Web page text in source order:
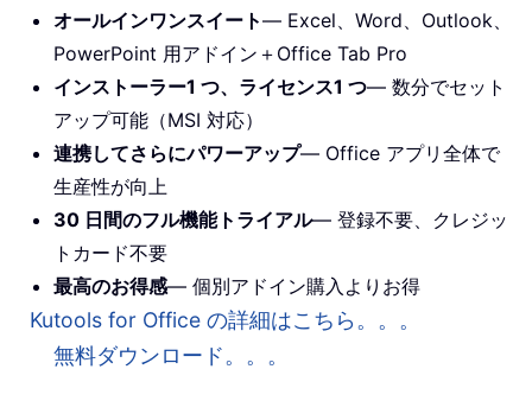
オールインワンスイート— Excel、Word、Outlook、
PowerPoint 用アドイン＋Office Tab Pro
インストーラー1 つ、ライセンス1 つ— 数分でセット
アップ可能（MSI 対応）
連携してさらにパワーアップ— Office アプリ全体で
生産性が向上
30 日間のフル機能トライアル— 登録不要、クレジッ
トカード不要
最高のお得感— 個別アドイン購入よりお得
Kutools for Office の詳細はこちら。。。
無料ダウンロード。。。